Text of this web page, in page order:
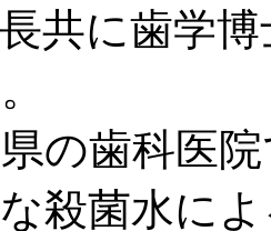
共に歯学
の歯科医
殺菌水に